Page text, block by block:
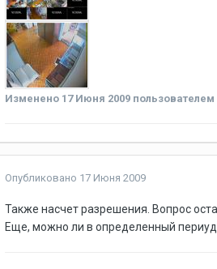
Изменено 17 Июня 2009 пользователем
Опубликовано 17 Июня 2009
Также насчет разрешения. Вопрос
Еще, можно ли в определенный периуд